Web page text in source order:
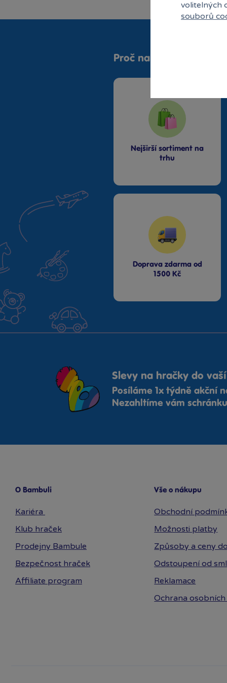
EPEE Cool Games
Hasbro Transformers
Hermanex
Johntoy
Kinsmart
LEGO® City
Lexibook
Mattel Fisher Price
Mattel Jurský svět
Mattel Mašinka Tomáš
Mattel Matchbox
Paladone
Pilsan
Playgro
Ravensburger
Revell
Schleich
Proč nakupovat v
Nejširší sortiment na
trhu
Doprava zdarma od
1500 Kč
Slevy na hračky do
Posíláme 1x týdně akční
Nezahltíme vám
O Bambuli
Kariéra
Klub hraček
Prodejny Bambule
Bezpečnost hraček
Affiliate program
Vše o nákupu
Obchodní
Možnosti platby
Způsoby a ceny
Odstoupení od
Reklamace
Ochrana osobních
volitelných
souborů